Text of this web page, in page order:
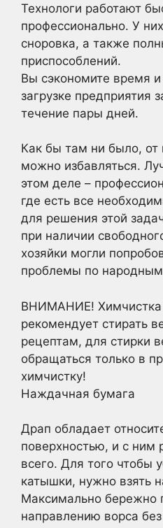
Технологи работают
профессионально. У
сноровка, а также
приспособлений.
Вы сэкономите время
загрузке предприятия
течение пары дней.
Как бы там ни было,
можно избавляться.
этом деле –
где есть все
для решения этой
при наличии
хозяйки могли
проблемы по
ВНИМАНИЕ!
рекомендует стирать
рецептам, для стирки
обращаться только в
химчистку!
Наждачная бумага
Драп обладает
поверхностью, и с ним
всего. Для того чтобы
катышки, нужно взять
Максимально бережно
направлению ворса